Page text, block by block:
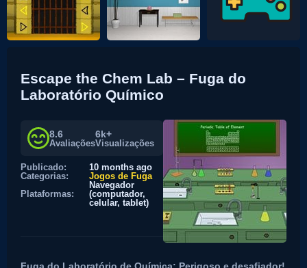
Escape the Chem Lab – Fuga do
Laboratório Químico
8.6
Avaliações
6k+
Visualizações
Publicado:
10 months ago
Categorias:
Jogos de Fuga
Plataformas:
Navegador
(computador,
celular, tablet)